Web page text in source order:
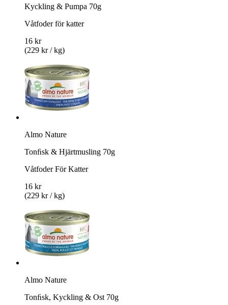
Kyckling & Pumpa 70g
Våtfoder för katter
16 kr
(229 kr / kg)
Almo Nature
Tonﬁsk & Hjärtmusling 70g
Våtfoder För Katter
16 kr
(229 kr / kg)
Almo Nature
Tonﬁsk, Kyckling & Ost 70g